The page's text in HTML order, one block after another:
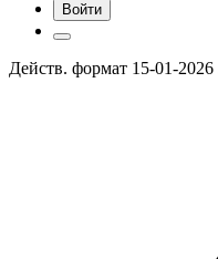
Войти
Действ. формат 15-01-